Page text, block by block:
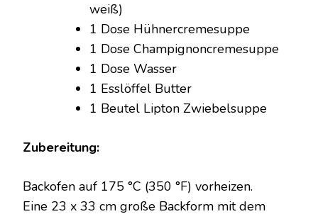
weiß)
1 Dose Hühnercremesuppe
1 Dose Champignoncremesuppe
1 Dose Wasser
1 Esslöffel Butter
1 Beutel Lipton Zwiebelsuppe
Zubereitung:
Backofen auf 175 °C (350 °F) vorheizen.
Eine 23 x 33 cm große Backform mit dem